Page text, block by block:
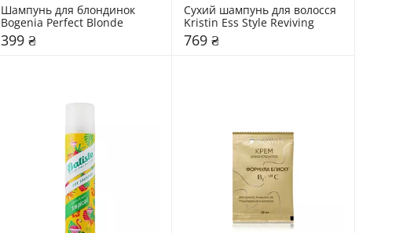
Шампунь для блондинок
Bogenia Perfect Blonde
399 ₴
Сухий шампунь для волосся
Kristin Ess Style Reviving
769 ₴